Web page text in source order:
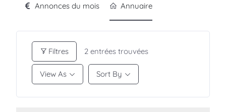
Annonces du mois Annuaire
Filtres 2 entrées trouvées
View As Sort By